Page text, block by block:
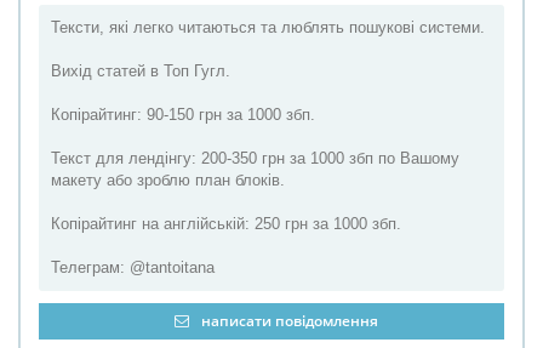
Тексти, які легко читаються та люблять пошукові системи.
Вихід статей в Топ Гугл.
Копірайтинг: 90-150 грн за 1000 збп.
Текст для лендінгу: 200-350 грн за 1000 збп по Вашому
макету або зроблю план блоків.
Копірайтинг на англійській: 250 грн за 1000 збп.
Телеграм: @tantoitana
написати повідомлення